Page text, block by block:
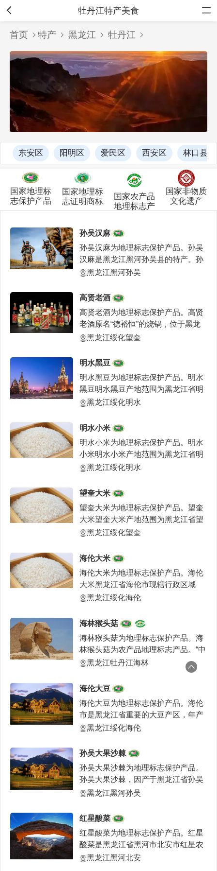
牡丹江特产美食
首页 特产 黑龙江 牡丹江
东安区 阳明区 爱民区 西安区 林口县
国家地理标
志保护产品
国家地理标
志证明商标
国家农产品
地理标志产
国家非物质
文化遗产
孙吴汉麻
孙吴汉麻为地理标志保护产品。孙吴
汉麻是黑龙江黑河孙吴县的特产。孙
吴县被中国麻纺织协会
黑龙江黑河孙吴
高贤老酒
高贤老酒为地理标志保护产品。高贤
老酒原名“德裕恒”的烧锅，位于黑龙
江省望奎县惠七镇，
黑龙江绥化望奎
明水黑豆
明水黑豆为地理标志保护产品。明水
黑豆明水黑豆产地范围为黑龙江省明
水县明水镇、兴仁镇、
黑龙江绥化明水
明水小米
明水小米为地理标志保护产品。明水
小米明水小米产地范围为黑龙江省明
水县明水镇、兴仁镇、
黑龙江绥化明水
望奎大米
望奎大米为地理标志保护产品。望奎
大米望奎大米产地范围为黑龙江省望
奎县行政区域内的水稻
黑龙江绥化望奎
海伦大米
海伦大米为地理标志保护产品。海伦
大米黑龙江省海伦市现辖行政区域
（不包括辖区内国有农场
黑龙江绥化海伦
海林猴头菇
海林猴头菇为地理标志保护产品。海
林猴头菇为农产品地理标志产品。“中
国猴头菇之乡”——
黑龙江牡丹江海林
海伦大豆
海伦大豆为地理标志保护产品。海伦
市是黑龙江省重要的大豆产区，年产
优质高油、高蛋白、小
黑龙江绥化海伦
孙吴大果沙棘
孙吴大果沙棘为地理标志保护产品。
孙吴大果沙棘，因产于黑龙江省孙吴
县而得名，中国国家地
黑龙江黑河孙吴
红星酸菜
红星酸菜为地理标志保护产品。红星
酸菜是黑龙江省黑河市北安市红星农
场地区的特产。红星酸
黑龙江黑河北安